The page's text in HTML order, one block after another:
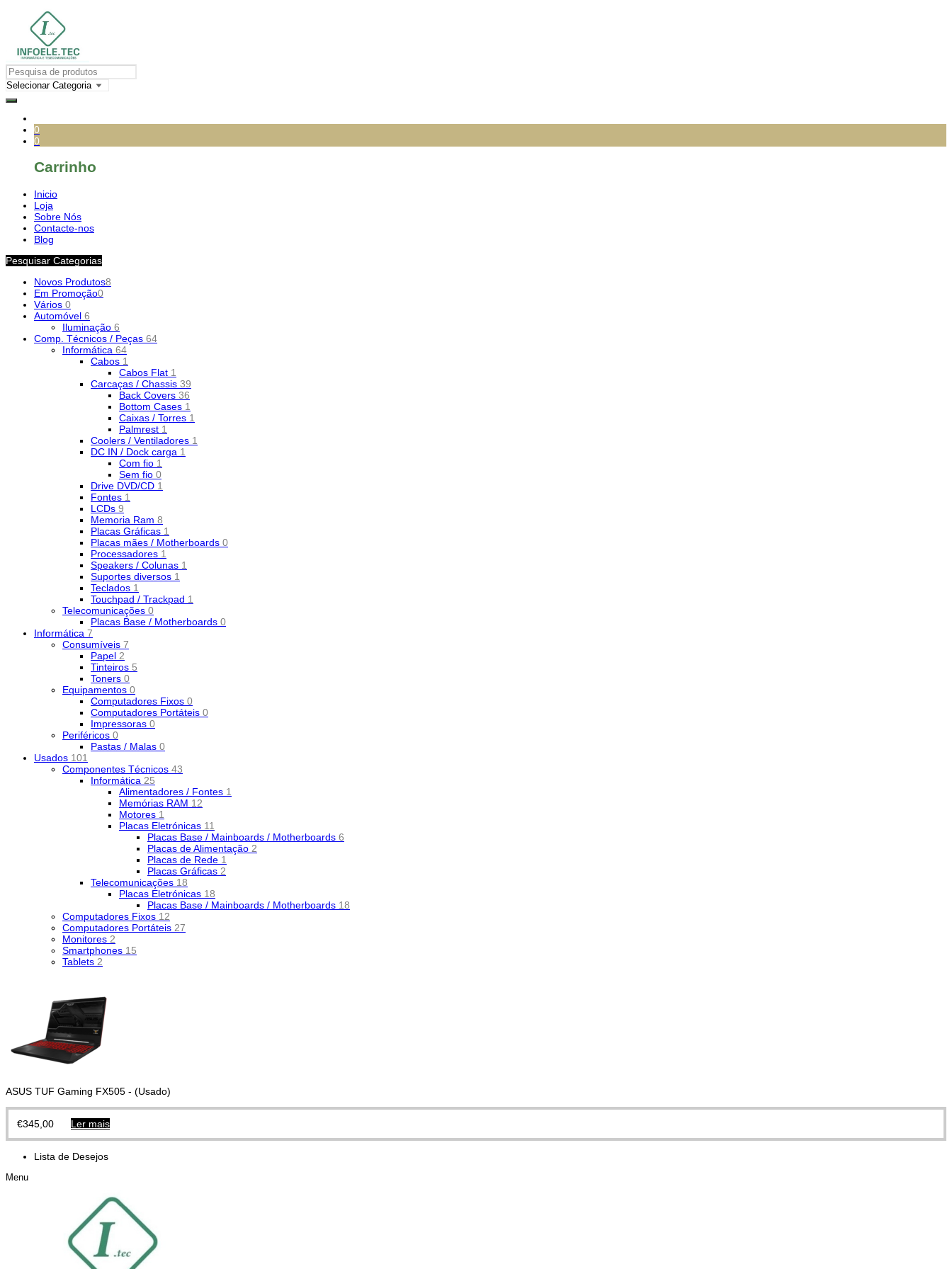
0
0
Carrinho
Inicio
Loja
Sobre Nós
Contacte-nos
Blog
Pesquisar Categorias
Novos Produtos8
Em Promoção0
Vários 0
Automóvel 6
Iluminação 6
Comp. Técnicos / Peças 64
Informática 64
Cabos 1
Cabos Flat 1
Carcaças / Chassis 39
Back Covers 36
Bottom Cases 1
Caixas / Torres 1
Palmrest 1
Coolers / Ventiladores 1
DC IN / Dock carga 1
Com fio 1
Sem fio 0
Drive DVD/CD 1
Fontes 1
LCDs 9
Memoria Ram 8
Placas Gráficas 1
Placas mães / Motherboards 0
Processadores 1
Speakers / Colunas 1
Suportes diversos 1
Teclados 1
Touchpad / Trackpad 1
Telecomunicações 0
Placas Base / Motherboards 0
Informática 7
Consumíveis 7
Papel 2
Tinteiros 5
Toners 0
Equipamentos 0
Computadores Fixos 0
Computadores Portáteis 0
Impressoras 0
Periféricos 0
Pastas / Malas 0
Usados 101
Componentes Técnicos 43
Informática 25
Alimentadores / Fontes 1
Memórias RAM 12
Motores 1
Placas Eletrónicas 11
Placas Base / Mainboards / Motherboards 6
Placas de Alimentação 2
Placas de Rede 1
Placas Gráficas 2
Telecomunicações 18
Placas Eletrónicas 18
Placas Base / Mainboards / Motherboards 18
Computadores Fixos 12
Computadores Portáteis 27
Monitores 2
Smartphones 15
Tablets 2
ASUS TUF Gaming FX505 - (Usado)
€345,00 Ler mais
Lista de Desejos
Menu